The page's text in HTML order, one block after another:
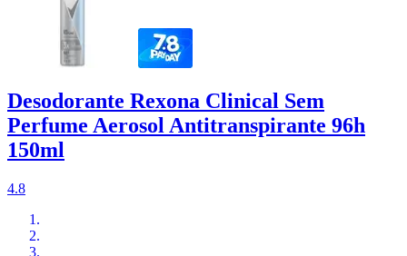
Desodorante Rexona Clinical Sem
Perfume Aerosol Antitranspirante 96h
150ml
4.8